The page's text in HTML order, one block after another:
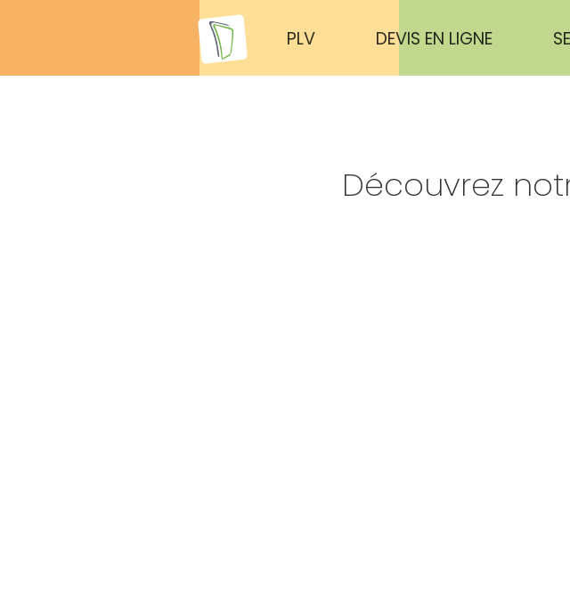
PLV DEVIS EN LIGNE
Découvrez